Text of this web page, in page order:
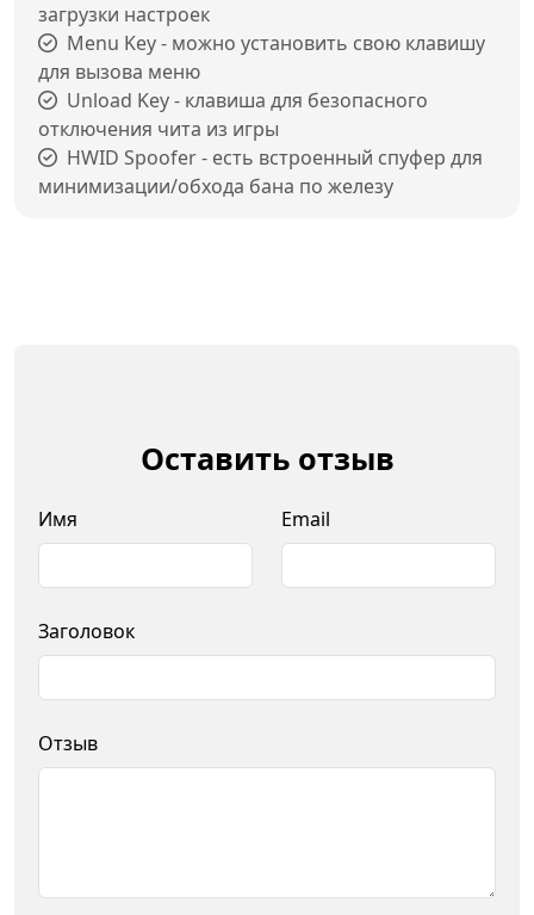
загрузки настроек
Menu Key - можно установить свою клавишу
для вызова меню
Unload Key - клавиша для безопасного
отключения чита из игры
HWID Spoofer - есть встроенный спуфер для
минимизации/обхода бана по железу
Оставить отзыв
Имя Email
Заголовок
Отзыв